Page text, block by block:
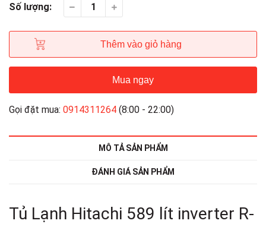
Số lượng:
Thêm vào giỏ hàng
Mua ngay
Gọi đặt mua: 0914311264 (8:00 - 22:00)
MÔ TẢ SẢN PHẨM
ĐÁNH GIÁ SẢN PHẨM
Tủ Lạnh Hitachi 589 lít inverter R-